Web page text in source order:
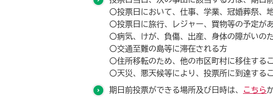
〇投票日において、仕事、学業、冠婚葬祭、
〇投票日に旅行、レジャー、買物等の予定が
〇病気、けが、負傷、出産、身体の障がいの
〇交通至難の島等に滞在される方
〇住所移転のため、他の市区町村に移住する
〇天災、悪天候等により、投票所に到達する
期日前投票ができる場所及び日時は、 こちら